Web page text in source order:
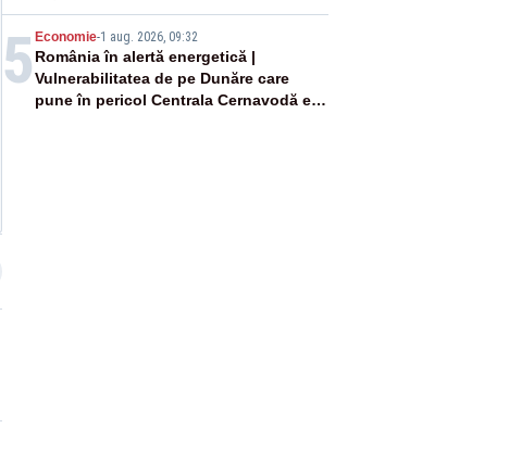
40°C
5 Economie-1 aug. 2026, 09:32
România în alertă energetică |
Vulnerabilitatea de pe Dunăre care
pune în pericol Centrala Cernavodă era